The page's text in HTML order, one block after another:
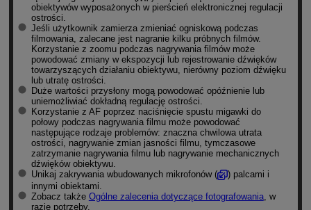
obiektywów wyposażonych w pierścień elektronicznej regulacji
ostrości.
Jeśli użytkownik zamierza zmieniać ogniskową podczas
filmowania, zalecane jest nagranie kilku próbnych filmów.
Korzystanie z zoomu podczas nagrywania filmów może
powodować zmiany w ekspozycji lub rejestrowanie dźwięków
towarzyszących działaniu obiektywu, nierówny poziom dźwięku
lub utratę ostrości.
Duże wartości przysłony mogą powodować opóźnienie lub
uniemożliwiać dokładną regulację ostrości.
Korzystanie z AF poprzez naciśnięcie spustu migawki do
połowy podczas nagrywania filmu może powodować
następujące rodzaje problemów: znaczna chwilowa utrata
ostrości, nagrywanie zmian jasności filmu, tymczasowe
zatrzymanie nagrywania filmu lub nagrywanie mechanicznych
dźwięków obiektywu.
Unikaj zakrywania wbudowanych mikrofonów (
) palcami i
innymi obiektami.
Zobacz także Ogólne zalecenia dotyczące fotografowania, w
razie potrzeby.